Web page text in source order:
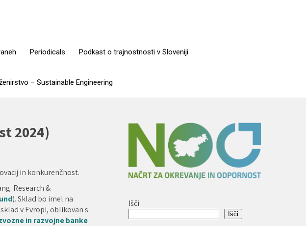
Periodicals Podkast o trajnostnosti v Sloveniji
– Sustainable Engineering
2024)
in konkurenčnost.
Research &
). Sklad bo imel na
v Evropi, oblikovan s
in razvojne banke
Išči
Išči